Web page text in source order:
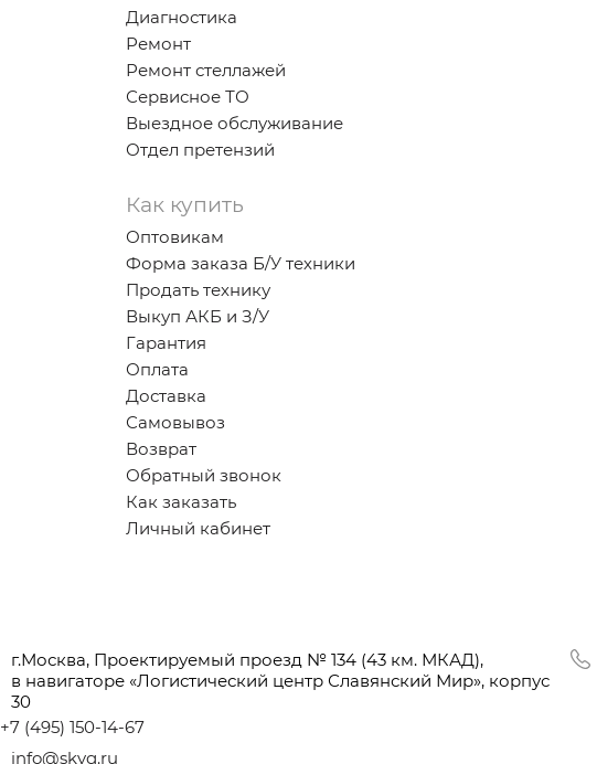
Диагностика
Ремонт
Ремонт стеллажей
Сервисное ТО
Выездное обслуживание
Отдел претензий
Как купить
Оптовикам
Форма заказа Б/У техники
Продать технику
Выкуп АКБ и З/У
Гарантия
Оплата
Доставка
Самовывоз
Возврат
Обратный звонок
Как заказать
Личный кабинет
г.Москва, Проектируемый проезд № 134 (43 км. МКАД),
в навигаторе «Логистический центр Славянский Мир», корпус
30
+7 (495) 150-14-67
info@skyg.ru